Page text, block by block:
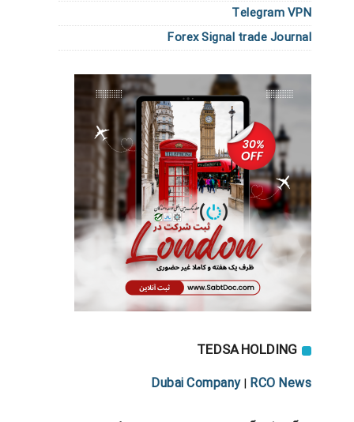
Telegram VPN
Forex Signal trade Journal
TEDSA HOLDING
Dubai Company| RCO News